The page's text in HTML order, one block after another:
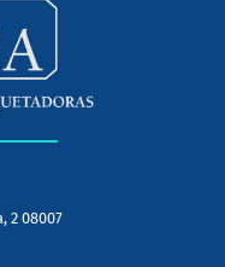
2 08007